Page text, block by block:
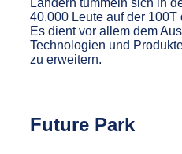
40.000 Leute auf der
Es dient vor allem dem
Technologien und
zu erweitern.
Future Park